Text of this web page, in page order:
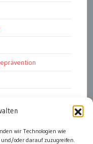
wir Technologien wie
oder darauf zuzugreifen.